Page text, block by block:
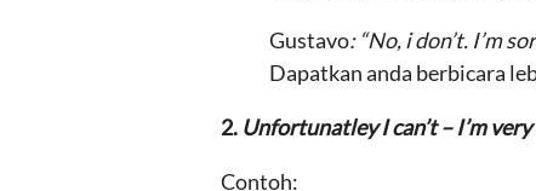
Gustavo: “No, i don’t. I’m
Dapatkan anda berbicara
2. Unfortunatley I can’t –I’m
Contoh: